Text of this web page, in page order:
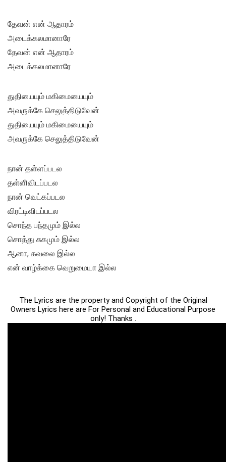
தேவன் என் ஆதாரம்
அடைக்கலமானாரே
தேவன் என் ஆதாரம்
அடைக்கலமானாரே
துதியையும் மகிமையையும்
அவருக்கே செலுத்திடுவேன்
துதியையும் மகிமையையும்
அவருக்கே செலுத்திடுவேன்
நான் தள்ளப்படல
தள்ளிவிடப்படல
நான் வெட்கப்படல
விரட்டிவிடப்படல
சொந்த பந்தமும் இல்ல
சொத்து சுகமும் இல்ல
ஆனா, கவலை இல்ல
என் வாழ்க்கை வெறுமையா இல்ல
The Lyrics are the property and Copyright of the Original
Owners Lyrics here are For Personal and Educational Purpose
only! Thanks .